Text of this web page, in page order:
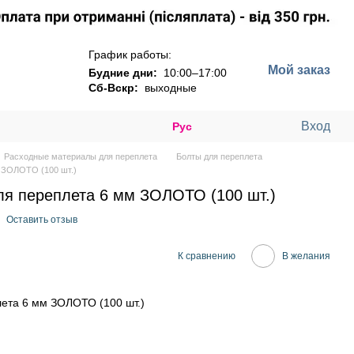
График работы:
Будние дни: 10:00–17:00
Сб-Вскр: выходные
Мой заказ
Рус Вход
Расходные материалы для переплета
Болты для переплета
ЗОЛОТО (100 шт.)
переплета 6 мм ЗОЛОТО (100 шт.)
Оставить отзыв
К сравнению В желания
6 мм ЗОЛОТО (100 шт.)